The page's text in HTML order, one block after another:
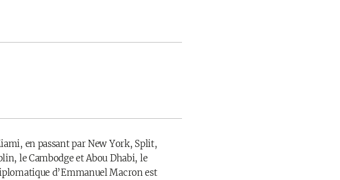
en passant par New York, Split,
le Cambodge et Abou Dhabi, le
d’Emmanuel Macron est